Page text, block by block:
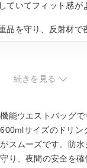
ていてフィット感が
品を守り、反射材で
中に揺れる場合があ
続きを見る
能ウエストバッグ
サイズのドリン
スムーズです。防
り、夜間の安全を